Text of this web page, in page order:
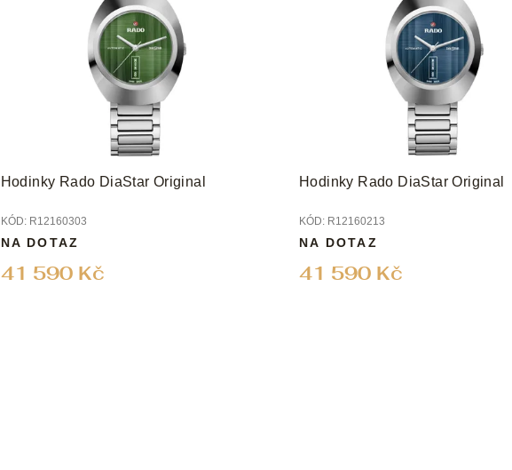
Hodinky Rado DiaStar Original
KÓD: R12160303
41 590 Kč
NA DOTAZ
Hodinky Rado DiaStar Original
KÓD: R12160213
41 590 Kč
NA DOTAZ